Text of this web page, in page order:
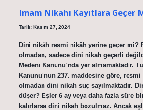
Imam Nikahı Kayıtlara Geçer
Tarih: Kasım 27, 2024
Dini nikâh resmi nikâh yerine geçer mi?
olmadan, sadece dini nikah geçerli
Medeni Kanunu’nda yer almamaktadır.
Kanunu’nun 237. maddesine göre,
olmadan dini nikah suç sayılmaktadır.
düşer? Eşler 6 ay veya daha fazla süre
kalırlarsa dini nikah bozulmaz. Ancak